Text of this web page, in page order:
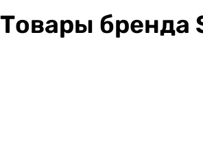
Товары бренда